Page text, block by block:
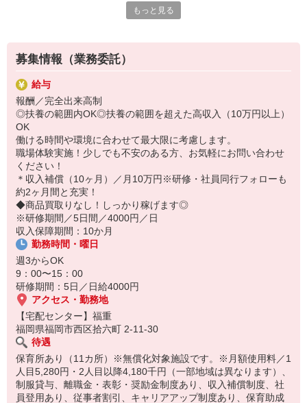
研修や先輩の同行研修など手厚いサポートがあるので、
商品を通じてお客さまとふれあう楽しさ、健康的な生活にお役立ち
す！
特に扶養範囲外でしっかり稼ぎたい方には最適なエリアをご用意し
ます。
もちろんバランスよく働きたい方もご相談ください。
〜ヤクルトスタッフの1日〜
2児の母として仕事と家庭の両立をしているHさん。
実際のワークスタイルを、一例としてご紹介いたします！
※時間は地域によって異なります。
8:10 保育所にお子さまをお預け
8:20 宅配センターに到着、お届けの準備
8:30 朝礼が終わったら出発
13:00 お届け修了、翌日準備、集計作業
14:30お仕事修了
保育所にお子さまを迎えに行って帰宅
☆ココがPoint☆
・職場の近くに保育所（保育園、幼稚園、託児所）があるから、送
り迎えの時間の心配がいりません！
・保育料補助制度があります！
・家事・夕食の支度なども余裕をもってできます！
もっと見る
募集情報（業務委託）
給与
報酬／完全出来高制
◎扶養の範囲内OK◎扶養の範囲を超えた高収入（10万円以上）
OK
働ける時間や環境に合わせて最大限に考慮します。
職場体験実施！少しでも不安のある方、お気軽にお問い合わせ
ください！
＊収入補償（10ヶ月）／月10万円※研修・社員同行フォローも
約2ヶ月間と充実！
◆商品買取りなし！しっかり稼げます◎
※研修期間／5日間／4000円／日
収入保障期間：10か月
勤務時間・曜日
週3からOK
9：00〜15：00
研修期間：5日／日給4000円
アクセス・勤務地
【宅配センター】福重
福岡県福岡市西区拾六町 2-11-30
待遇
保育所あり（11カ所）※無償化対象施設です。※月額使用料／1
人目5,280円・2人目以降4,180千円（一部地域は異なります）、
制服貸与、離職金・表彰・奨励金制度あり、収入補償制度、社
員登用あり、従事者割引、キャリアアップ制度あり、保育助成